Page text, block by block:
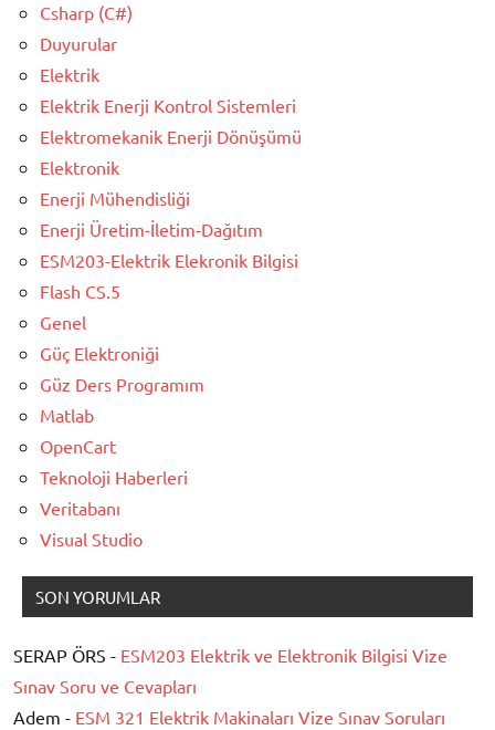
Csharp (C#)
Duyurular
Elektrik
Elektrik Enerji Kontrol Sistemleri
Elektromekanik Enerji Dönüşümü
Elektronik
Enerji Mühendisliği
Enerji Üretim-İletim-Dağıtım
ESM203-Elektrik Elekronik Bilgisi
Flash CS.5
Genel
Güç Elektroniği
Güz Ders Programım
Matlab
OpenCart
Teknoloji Haberleri
Veritabanı
Visual Studio
SON YORUMLAR
SERAP ÖRS - ESM203 Elektrik ve Elektronik Bilgisi Vize
Sınav Soru ve Cevapları
Adem - ESM 321 Elektrik Makinaları Vize Sınav Soruları